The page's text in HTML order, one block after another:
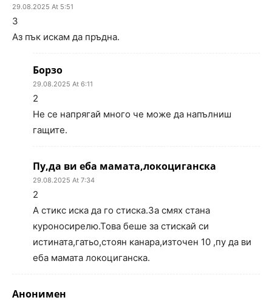
29.08.2025 At 5:51
3
Аз пък искам да пръдна.
Борзо
29.08.2025 At 6:11
2
Не се напрягай много че може да напълниш
гащите.
Пу,да ви еба мамата,локоциганска
29.08.2025 At 7:34
2
А стикс иска да го стиска.За смях стана
куроносирелю.Това беше за стискай си
истината,гатьо,стоян канара,източен 10 ,пу да ви
еба мамата локоциганска.
Анонимен